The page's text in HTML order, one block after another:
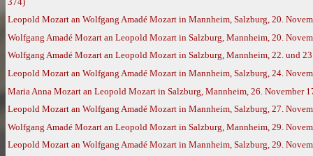
Leopold Mozart an Wolfgang Amadé Mozart in Mannheim, Salzburg, 20.
Wolfgang Amadé Mozart an Leopold Mozart in Salzburg, Mannheim, 20.
Wolfgang Amadé Mozart an Leopold Mozart in Salzburg, Mannheim, 22. und
Leopold Mozart an Wolfgang Amadé Mozart in Mannheim, Salzburg, 24.
Maria Anna Mozart an Leopold Mozart in Salzburg, Mannheim, 26. November
Leopold Mozart an Wolfgang Amadé Mozart in Mannheim, Salzburg, 27.
Wolfgang Amadé Mozart an Leopold Mozart in Salzburg, Mannheim, 29.
Leopold Mozart an Wolfgang Amadé Mozart in Mannheim, Salzburg, 29.